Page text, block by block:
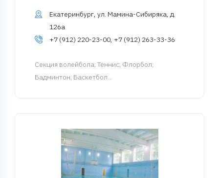
Екатеринбург, ул. Мамина-Сибиряка, д.
126а
+7 (912) 220-23-00, +7 (912) 263-33-36
Cекция волейбола; Теннис; Флорбол;
Бадминтон; Баскетбол...